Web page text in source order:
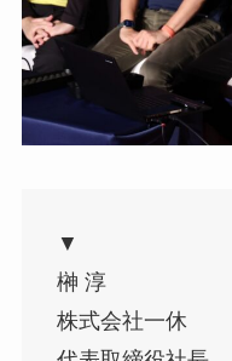
▼
榊 淳
株式会社一休